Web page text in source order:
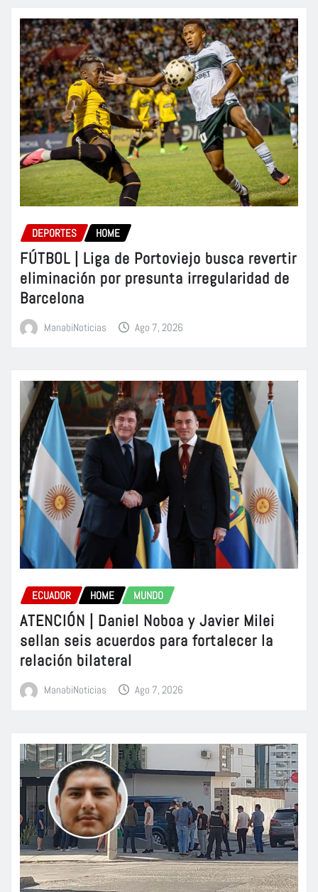
DEPORTES HOME
FÚTBOL | Liga de Portoviejo busca revertir
eliminación por presunta irregularidad de
Barcelona
ManabiNoticias Ago 7, 2026
ECUADOR HOME MUNDO
ATENCIÓN | Daniel Noboa y Javier Milei
sellan seis acuerdos para fortalecer la
relación bilateral
ManabiNoticias Ago 7, 2026